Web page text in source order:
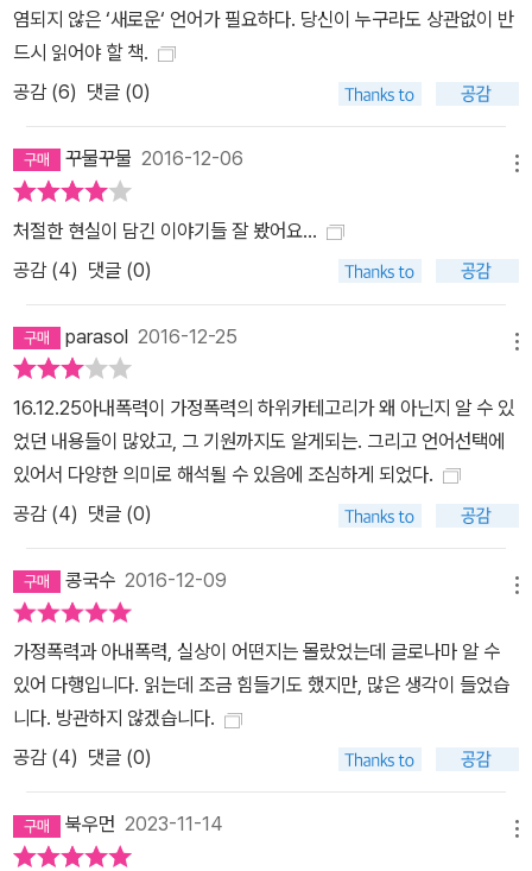
염되지 않은 ‘새로운‘ 언어가 필요하다. 당신이 누구라도 상관없이 반
드시 읽어야 할 책.
공감 (6) 댓글 (0)
꾸물꾸물 2016-12-06
처절한 현실이 담긴 이야기들 잘 봤어요...
공감 (4) 댓글 (0)
parasol 2016-12-25
16.12.25아내폭력이 가정폭력의 하위카테고리가 왜 아닌지 알 수 있
었던 내용들이 많았고, 그 기원까지도 알게되는. 그리고 언어선택에
있어서 다양한 의미로 해석될 수 있음에 조심하게 되었다.
공감 (4) 댓글 (0)
콩국수 2016-12-09
가정폭력과 아내폭력, 실상이 어떤지는 몰랐었는데 글로나마 알 수
있어 다행입니다. 읽는데 조금 힘들기도 했지만, 많은 생각이 들었습
니다. 방관하지 않겠습니다.
공감 (4) 댓글 (0)
북우먼 2023-11-14